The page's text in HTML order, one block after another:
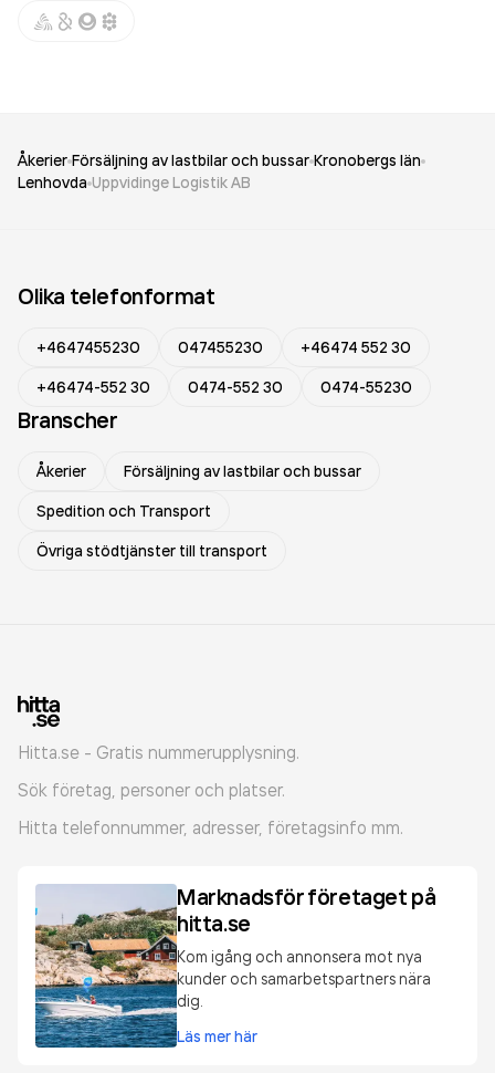
Åkerier Försäljning av lastbilar och bussar Kronobergs län
Lenhovda Uppvidinge Logistik AB
Olika telefonformat
+4647455230 047455230
+46474 552 30
+46474-552 30
0474-552 30 0474-55230
Branscher
Åkerier
Försäljning av lastbilar och bussar
Spedition och Transport
Övriga stödtjänster till transport
Hitta.se - Gratis nummerupplysning.
Sök företag, personer och platser.
Hitta telefonnummer, adresser, företagsinfo mm.
Marknadsför företaget på
hitta.se
Kom igång och annonsera mot nya
kunder och samarbetspartners nära
dig.
Läs mer här